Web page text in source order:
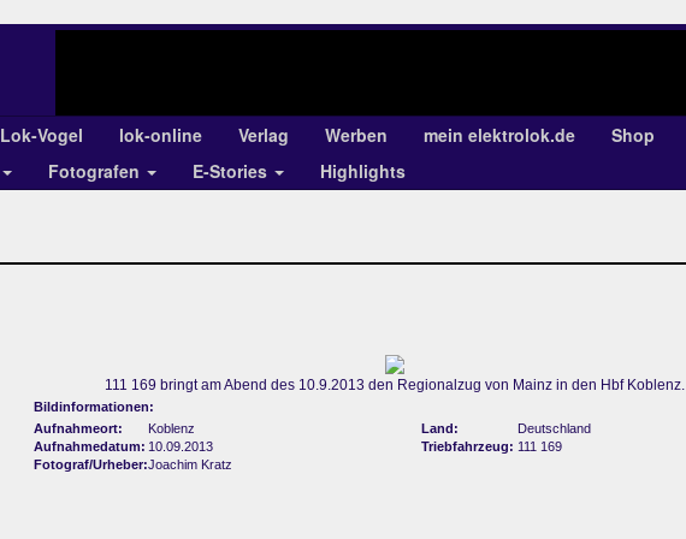
Lok-Vogel lok-online Verlag Werben mein elektrolok.de
Shop
Fotografen E-Stories Highlights
111 169 bringt am Abend des 10.9.2013 den Regionalzug von Mainz in den Hbf Koblenz.
Bildinformationen:
Aufnahmeort:
Koblenz Land:
Deutschland
Aufnahmedatum: 10.09.2013 Triebfahrzeug: 111 169
Fotograf/Urheber:Joachim Kratz